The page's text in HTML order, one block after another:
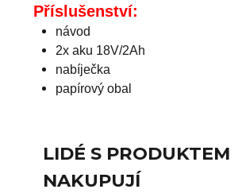
Příslušenství:
návod
2x aku 18V/2Ah
nabíječka
papírový obal
LIDÉ S PRODUKTEM
NAKUPUJÍ